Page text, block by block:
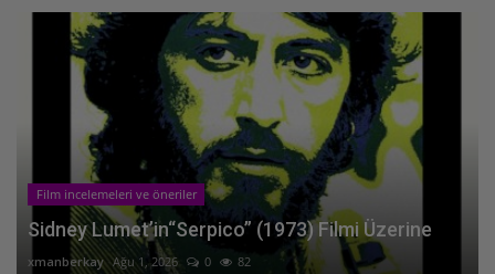
Film incelemeleri ve öneriler
Sidney Lumet’in“Serpico” (1973) Filmi Üzerine
xmanberkay Ağu 1, 2026 0 82